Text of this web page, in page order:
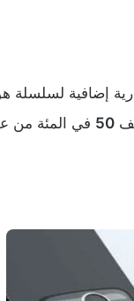
إضافية لسلسلة
50 في المئة من